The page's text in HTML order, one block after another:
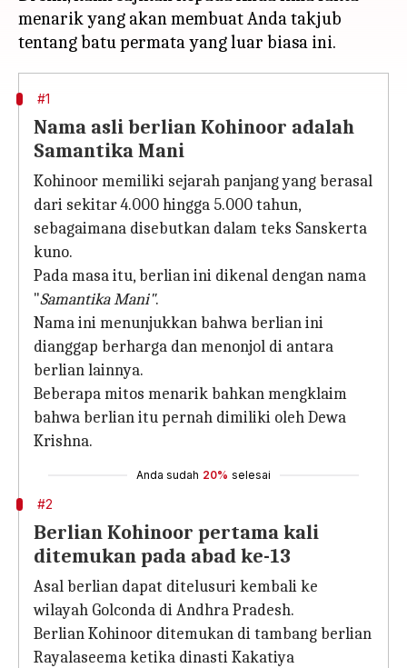
menarik yang akan membuat Anda takjub
#1
Nama asli berlian Kohinoor adalah
Samantika Mani
Kohinoor memiliki sejarah panjang yang berasal
dari sekitar 4.000 hingga 5.000 tahun,
sebagaimana disebutkan dalam teks Sanskerta
kuno.
Pada masa itu, berlian ini dikenal dengan nama
"Samantika Mani".
Nama ini menunjukkan bahwa berlian ini
dianggap berharga dan menonjol di antara
berlian lainnya.
Beberapa mitos menarik bahkan mengklaim
bahwa berlian itu pernah dimiliki oleh Dewa
Krishna.
Anda sudah 20% selesai
#2
Berlian Kohinoor pertama kali
ditemukan pada abad ke-13
Asal berlian dapat ditelusuri kembali ke
wilayah Golconda di Andhra Pradesh.
Berlian Kohinoor ditemukan di tambang berlian
Rayalaseema ketika dinasti Kakatiya